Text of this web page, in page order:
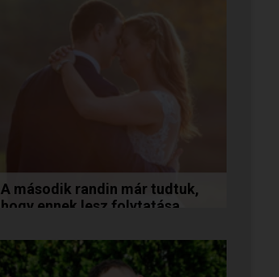
A második randin már tudtuk,
hogy ennek lesz folytatása...
Jocó küldte nekünk, akik a
Randivonal oldalán találták meg